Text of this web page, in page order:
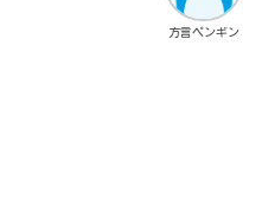
方言ペンギン